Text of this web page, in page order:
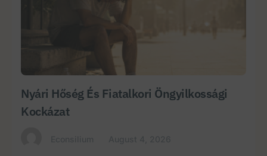
Nyári Hőség És Fiatalkori Öngyilkossági
Kockázat